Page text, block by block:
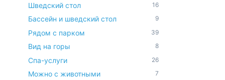
Шведский стол 16
Бассейн и шведский стол 9
Рядом с парком 39
Вид на горы 8
Спа-услуги 26
Можно с животными 7